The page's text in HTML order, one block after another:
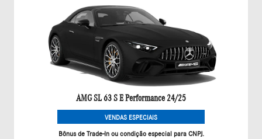
AMG SL 63 S E Performance 24/25
VENDAS ESPECIAIS
Bônus de Trade-In ou condição especial para CNPJ.